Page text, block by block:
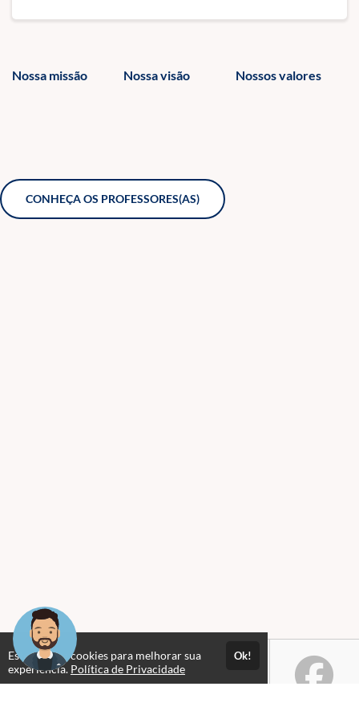
Nossa missão Nossa visão Nossos valores
CONHEÇA OS PROFESSORES(AS)
Este site usa cookies para melhorar sua
experiência. Política de Privacidade
Ok!